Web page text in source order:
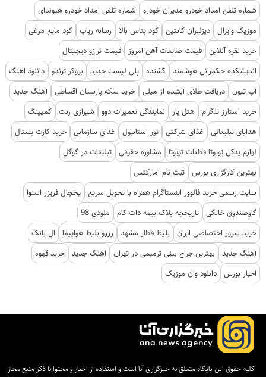
شماره تلفن امداد خودرو مدیران خودرو
شماره تلفن امداد خودرو هیوندای
موزیک وایرال دیزلیران کانتین کود پتاس بالا رسانه رپاپ کود مایع مرغی
خرید نقره آنلاین قیمت ضایعات آهن امروز
قیمت ترازو دیجیتال
اندیشکده حکمرانی هوشمند کشنده پلی لیست جدید بروکر ترندو دانلود اهنگ
آپ تیون دریافت طلای آبشده از میلی خرید سکه پارسیان اقساطی آهنگ جدید
خرید استارز تلگرام هتل یار نمایندگی تعمیرات دوو شیرازی رنت کمپینگ
هدایای تبلیغاتی
غذای شرکتی تور استانبول غذای سازمانی خرید کارت پستال
لوازم یدکی تویوتا قطعات تویوتا
مشاوره حقوقی تبلیغات در گوگل
بهترین کارگزاری بورس ثبت نام آمارکتس
سایت رسمی خرید فالوور اینستاگرام همراه با تحویل سریع یخچال فریزر اسنوا
گاوصندوق خانگی تاریخچه پلاک بیمه دات کام
ملودی 98
خرید سرور اختصاصی ایران
بلیط قطار مشهد رزرو بلیط هواپیما
ال بانک
آهنگ جدید
بهترین جراح بینی ترمیمی در تهران اهنگ جدید خرید قهوه
اخبار بورس دانلود وان موزیک
کلیه حقوق این پایگاه متعلق به خبرگزاری آنا است و استفاده از اخبار و محتوا با ذکر منبع مجاز